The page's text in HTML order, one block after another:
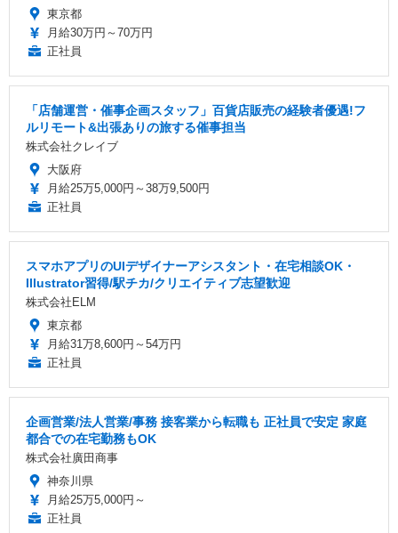
東京都
月給30万円～70万円
正社員
「店舗運営・催事企画スタッフ」百貨店販売の経験者優遇!フ
ルリモート&出張ありの旅する催事担当
株式会社クレイブ
大阪府
月給25万5,000円～38万9,500円
正社員
スマホアプリのUIデザイナーアシスタント・在宅相談OK・
Illustrator習得/駅チカ/クリエイティブ志望歓迎
株式会社ELM
東京都
月給31万8,600円～54万円
正社員
企画営業/法人営業/事務 接客業から転職も 正社員で安定 家庭
都合での在宅勤務もOK
株式会社廣田商事
神奈川県
月給25万5,000円～
正社員